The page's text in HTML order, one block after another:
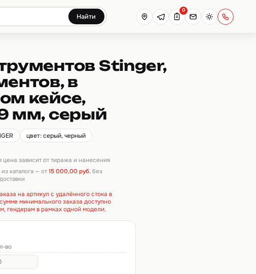
Найти
0
Stinger,
в
кейсе,
мм, серый
цвет: серый, черный
цена зависит от тиража и нанесения
каталога — от15 000,00 руб. без
на артикул с удалённого стока в
минимального заказа доступно
гендерам в рамках одной модели.
во